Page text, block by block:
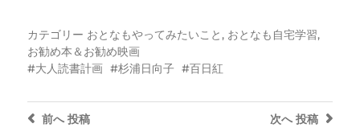
カテゴリー おとなもやってみたいこと, おとなも自宅学習,
お勧め本＆お勧め映画
大人読書計画
杉浦日向子 百日紅
次へ 投稿
前へ投稿